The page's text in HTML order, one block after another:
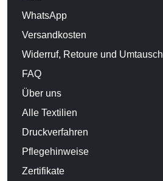
WhatsApp
Versandkosten
Widerruf, Retoure und Umtausch
FAQ
Über uns
Alle Textilien
Druckverfahren
Pflegehinweise
Zertifikate